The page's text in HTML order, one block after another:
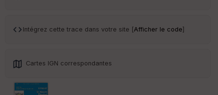
Intégrez cette trace dans votre site [Afficher le code]
Cartes IGN correspondantes